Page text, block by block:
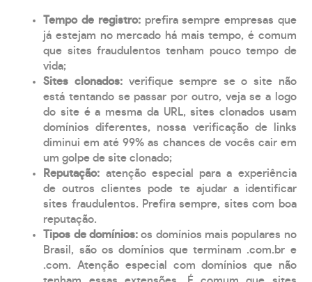
Tempo de registro: prefira sempre empresas que
já estejam no mercado há mais tempo, é comum
que sites fraudulentos tenham pouco tempo de
vida;
Sites clonados: verifique sempre se o site não
está tentando se passar por outro, veja se a logo
do site é a mesma da URL, sites clonados usam
domínios diferentes, nossa verificação de links
diminui em até 99% as chances de vocês cair em
um golpe de site clonado;
Reputação: atenção especial para a experiência
de outros clientes pode te ajudar a identificar
sites fraudulentos. Prefira sempre, sites com boa
reputação.
Tipos de domínios:os domínios mais populares no
Brasil, são os domínios que terminam .com.br e
.com. Atenção especial com domínios que não